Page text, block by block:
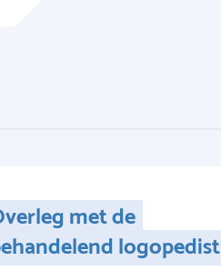
met de
logopedist